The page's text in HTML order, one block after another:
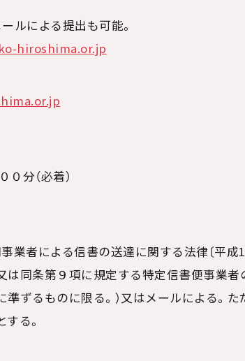
による提出も可能。
hiroshima.or.jp
分（必着）
業者による信書の送達に関する法律〔平成
は同条第９項に規定する特定信書便事業
ずるものに限る。）又はメールによる。た
る。